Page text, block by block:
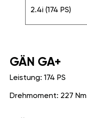
2.4i (174 PS)
GÄN GA+
Leistung: 174 PS
Drehmoment: 227 Nm